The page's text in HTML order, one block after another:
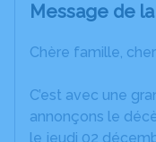
Message de
Chère famille,
C’est avec une
annonçons le
le jeudi 02